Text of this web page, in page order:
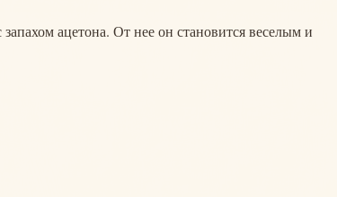
ацетона. От нее он становится веселым и